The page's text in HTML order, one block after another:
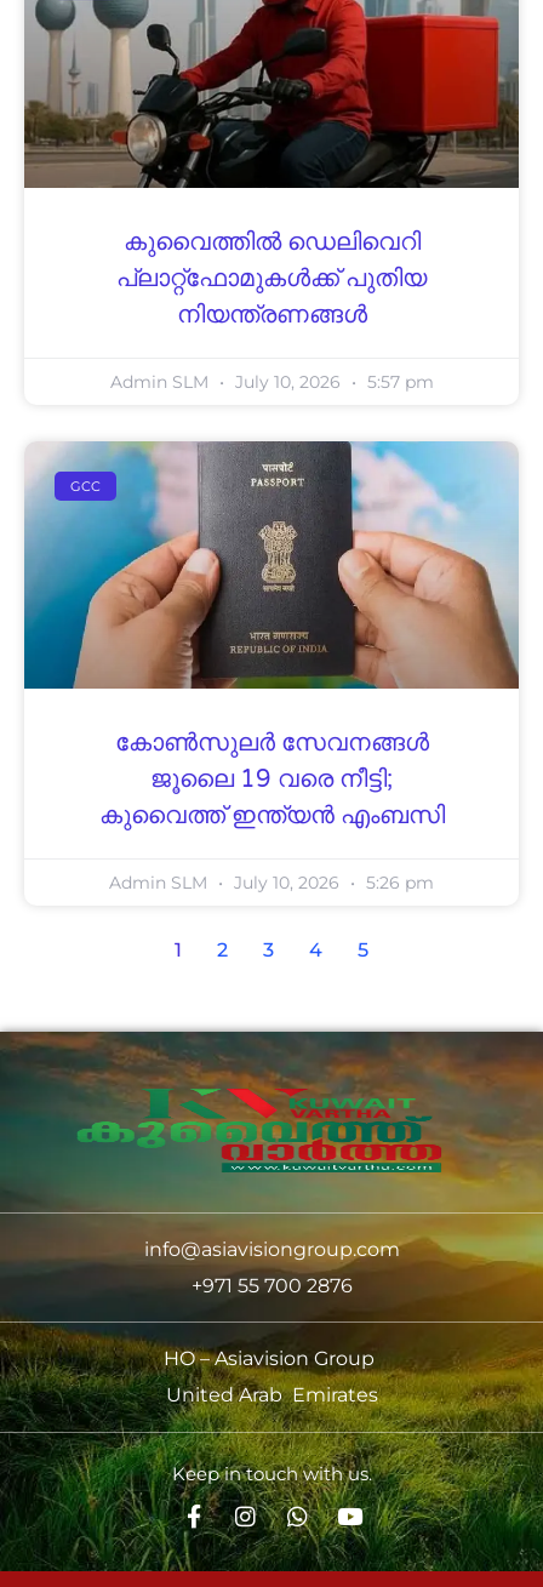
കുവൈത്തിൽ ഡെലിവെറി
പ്ലാറ്റ്‌ഫോമുകൾക്ക് പുതിയ
നിയന്ത്രണങ്ങൾ
Admin SLM July 10, 2026 5:57 pm
GCC
കോൺസുലർ സേവനങ്ങൾ
ജൂലൈ 19 വരെ നീട്ടി;
കുവൈത്ത് ഇന്ത്യൻ എംബസി
Admin SLM July 10, 2026 5:26 pm
1 2 3 4 5
info@asiavisiongroup.com
+971 55 700 2876
HO – Asiavision Group
United Arab Emirates
Keep in touch with us.